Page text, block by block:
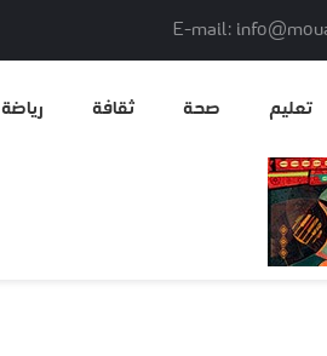
تعليم صحة ثقافة رياضة